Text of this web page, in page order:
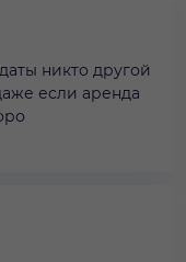
никто другой
если аренда